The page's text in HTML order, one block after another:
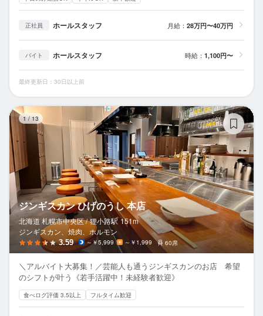
正社員 ホールスタッフ 月給： 28万円〜40万円
バイト ホールスタッフ 時給： 1,100円〜
最終更新日：30日以上前
1/13
ジンギスカン ひげのうし 本店
北海道 札幌市中央区 / 狸小路駅 151m
ジンギスカン、焼肉、ホルモン
3.59 ～￥5,999 ～￥1,999 60席
＼アルバイト大募集！／芸能人も通うジンギスカンのお店 希望
のシフトが叶う《若手活躍中！未経験者歓迎》
食べログ評価 3.5以上 フルタイム歓迎